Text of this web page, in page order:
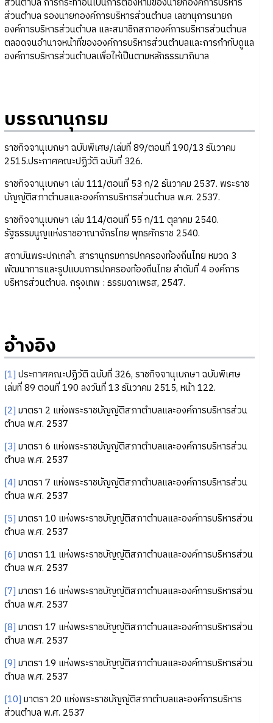
ส่วนตำบล รองนายกองค์การบริหารส่วนตำบล เลขานุการนายก
องค์การบริหารส่วนตำบล และสมาชิกสภาองค์การบริหารส่วนตำบล
ตลอดจนอำนาจหน้าที่ขององค์การบริหารส่วนตำบลและการกำกับดูแล
องค์การบริหารส่วนตำบลเพื่อให้เป็นตามหลักธรรมาภิบาล
บรรณานุกรม
ราชกิจจานุเบกษา ฉบับพิเศษ/เล่มที่ 89/ตอนที่ 190/13 ธันวาคม
2515.ประกาศคณะปฏิวัติ ฉบับที่ 326.
ราชกิจจานุเบกษา เล่ม 111/ตอนที่ 53 ก/2 ธันวาคม 2537. พระราช
บัญญัติสภาตำบลและองค์การบริหารส่วนตำบล พ.ศ. 2537.
ราชกิจจานุเบกษา เล่ม 114/ตอนที่ 55 ก/11 ตุลาคม 2540.
รัฐธรรมนูญแห่งราชอาณาจักรไทย พุทธศักราช 2540.
สถาบันพระปกเกล้า. สารานุกรมการปกครองท้องถิ่นไทย หมวด 3
พัฒนาการและรูปแบบการปกครองท้องถิ่นไทย ลำดับที่ 4 องค์การ
บริหารส่วนตำบล. กรุงเทพ : ธรรมดาเพรส, 2547.
อ้างอิง
[1] ประกาศคณะปฏิวัติ ฉบับที่ 326, ราชกิจจานุเบกษา ฉบับพิเศษ
เล่มที่ 89 ตอนที่ 190 ลงวันที่ 13 ธันวาคม 2515, หน้า 122.
[2] มาตรา 2 แห่งพระราชบัญญัติสภาตำบลและองค์การบริหารส่วน
ตำบล พ.ศ. 2537
[3] มาตรา 6 แห่งพระราชบัญญัติสภาตำบลและองค์การบริหารส่วน
ตำบล พ.ศ. 2537
[4] มาตรา 7 แห่งพระราชบัญญัติสภาตำบลและองค์การบริหารส่วน
ตำบล พ.ศ. 2537
[5] มาตรา 10 แห่งพระราชบัญญัติสภาตำบลและองค์การบริหารส่วน
ตำบล พ.ศ. 2537
[6] มาตรา 11 แห่งพระราชบัญญัติสภาตำบลและองค์การบริหารส่วน
ตำบล พ.ศ. 2537
[7] มาตรา 16 แห่งพระราชบัญญัติสภาตำบลและองค์การบริหารส่วน
ตำบล พ.ศ. 2537
[8] มาตรา 17 แห่งพระราชบัญญัติสภาตำบลและองค์การบริหารส่วน
ตำบล พ.ศ. 2537
[9] มาตรา 19 แห่งพระราชบัญญัติสภาตำบลและองค์การบริหารส่วน
ตำบล พ.ศ. 2537
[10] มาตรา 20 แห่งพระราชบัญญัติสภาตำบลและองค์การบริหาร
ส่วนตำบล พ.ศ. 2537